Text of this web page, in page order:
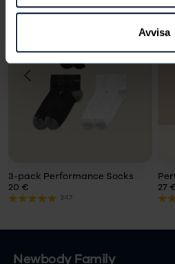
Avvisa
KOKO
3-pack Performance Socks
20 €
347
27
Newbody Family